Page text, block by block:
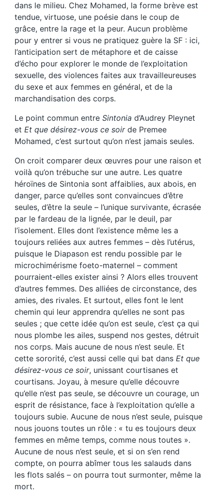
dans le milieu. Chez Mohamed, la forme brève est
tendue, virtuose, une poésie dans le coup de
grâce, entre la rage et la peur. Aucun problème
pour y entrer si vous ne pratiquez guère la SF : ici,
l’anticipation sert de métaphore et de caisse
d’écho pour explorer le monde de l’exploitation
sexuelle, des violences faites aux travailleureuses
du sexe et aux femmes en général, et de la
marchandisation des corps.
Le point commun entre Sintonia d’Audrey Pleynet
et Et que désirez-vous ce soirde Premee
Mohamed, c’est surtout qu’on n’est jamais seules.
On croit comparer deux œuvres pour une raison et
voilà qu’on trébuche sur une autre. Les quatre
héroïnes de Sintonia sont affaiblies, aux abois, en
danger, parce qu’elles sont convaincues d’être
seules, d’être la seule – l’unique survivante, écrasée
par le fardeau de la lignée, par le deuil, par
l’isolement. Elles dont l’existence même les a
toujours reliées aux autres femmes – dès l’utérus,
puisque le Diapason est rendu possible par le
microchimérisme foeto-maternel – comment
pourraient-elles exister ainsi ? Alors elles trouvent
d’autres femmes. Des alliées de circonstance, des
amies, des rivales. Et surtout, elles font le lent
chemin qui leur apprendra qu’elles ne sont pas
seules ; que cette idée qu’on est seule, c’est ça qui
nous plombe les ailes, suspend nos gestes, détruit
nos corps. Mais aucune de nous n’est seule. Et
cette sororité, c’est aussi celle qui bat dans Et que
désirez-vous ce soir, unissant courtisanes et
courtisans. Joyau, à mesure qu’elle découvre
qu’elle n’est pas seule, se découvre un courage, un
esprit de résistance, face à l’exploitation qu’elle a
toujours subie. Aucune de nous n’est seule, puisque
nous jouons toutes un rôle : « tu es toujours deux
femmes en même temps, comme nous toutes ».
Aucune de nous n’est seule, et si on s’en rend
compte, on pourra abîmer tous les salauds dans
les flots salés – on pourra tout surmonter, même la
mort.